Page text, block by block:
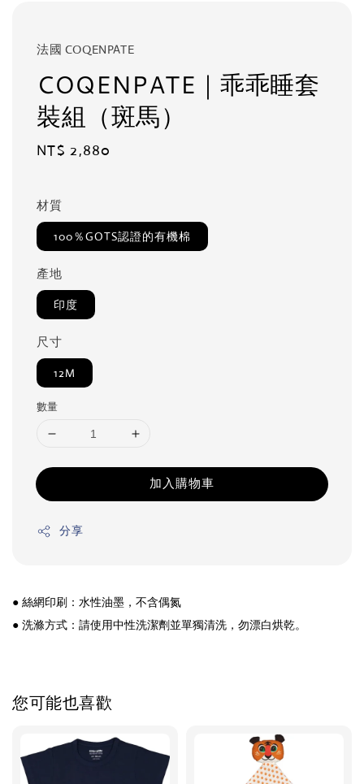
法國 COQENPATE
COQENPATE｜乖乖睡套
裝組（斑馬）
Regular
NT$ 2,880
材質
100％GOTS認證的有機棉
產地
印度
尺寸
12M
數量
加入購物車
分享
● 絲網印刷：水性油墨，不含偶氮
● 洗滌方式：請使用中性洗潔劑並單獨清洗，勿漂白烘乾。
您可能也喜歡